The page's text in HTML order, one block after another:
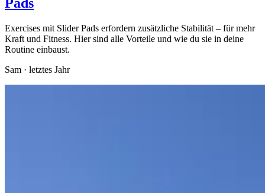
Exercises mit Slider Pads erfordern zusätzliche Stabilität – für mehr
Kraft und Fitness. Hier sind alle Vorteile und wie du sie in deine
Routine einbaust.
Sam · letztes Jahr